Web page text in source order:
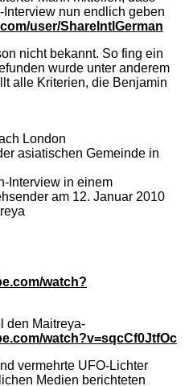
nun endlich geben
user/ShareIntlGerman
nicht bekannt. So fing ein
wurde unter anderem
alle Kriterien, die Benjamin
London
asiatischen Gemeinde in
Interview in einem
am 12. Januar 2010
watch?
den Maitreya-
watch?v=sqcCf0JtfOc
vermehrte UFO-Lichter
Medien berichteten